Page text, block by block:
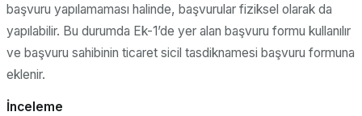
başvuru yapılamaması halinde, başvurular fiziksel olarak da
yapılabilir. Bu durumda Ek-1’de yer alan başvuru formu kullanılır
ve başvuru sahibinin ticaret sicil tasdiknamesi başvuru formuna
eklenir.
İnceleme